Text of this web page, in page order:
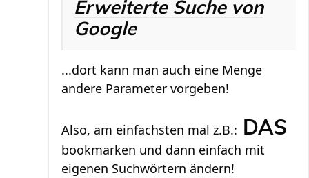
Erweiterte Suche von
Google
...dort kann man auch eine Menge
andere Parameter vorgeben!
Also, am einfachsten mal z.B.: DAS
bookmarken und dann einfach mit
eigenen Suchwörtern ändern!